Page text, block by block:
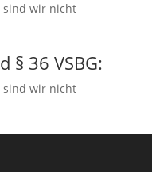
sind wir nicht
§ 36 VSBG:
sind wir nicht